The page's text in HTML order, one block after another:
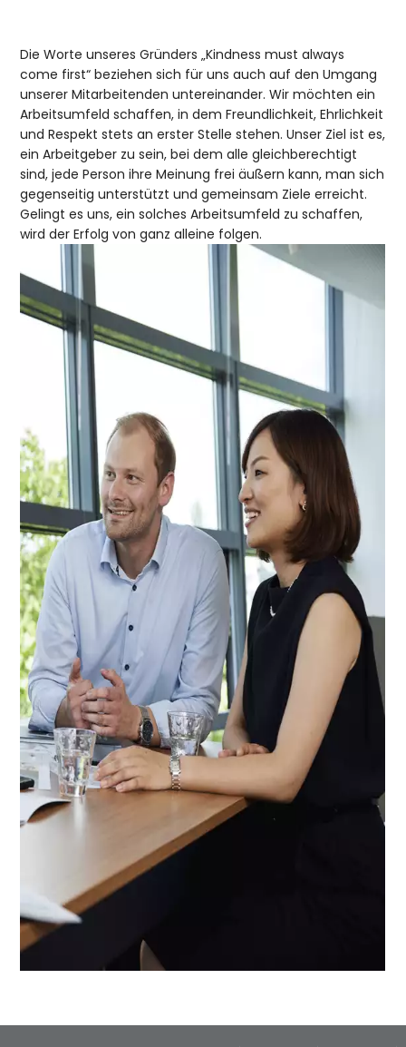
Die Worte unseres Gründers „Kindness must always
come first“ beziehen sich für uns auch auf den Umgang
unserer Mitarbeitenden untereinander. Wir möchten ein
Arbeitsumfeld schaffen, in dem Freundlichkeit, Ehrlichkeit
und Respekt stets an erster Stelle stehen. Unser Ziel ist es,
ein Arbeitgeber zu sein, bei dem alle gleichberechtigt
sind, jede Person ihre Meinung frei äußern kann, man sich
gegenseitig unterstützt und gemeinsam Ziele erreicht.
Gelingt es uns, ein solches Arbeitsumfeld zu schaffen,
wird der Erfolg von ganz alleine folgen.